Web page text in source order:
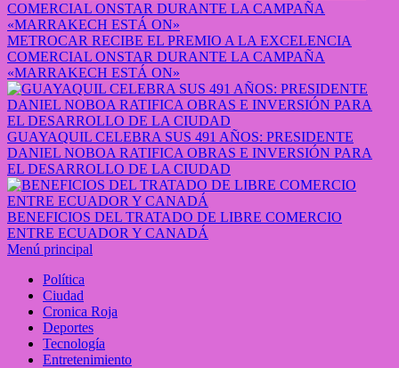
METROCAR RECIBE EL PREMIO A LA EXCELENCIA
COMERCIAL ONSTAR DURANTE LA CAMPAÑA
«MARRAKECH ESTÁ ON»
GUAYAQUIL CELEBRA SUS 491 AÑOS: PRESIDENTE
DANIEL NOBOA RATIFICA OBRAS E INVERSIÓN PARA
EL DESARROLLO DE LA CIUDAD
BENEFICIOS DEL TRATADO DE LIBRE COMERCIO
ENTRE ECUADOR Y CANADÁ
Menú principal
Política
Ciudad
Cronica Roja
Deportes
Tecnología
Entretenimiento